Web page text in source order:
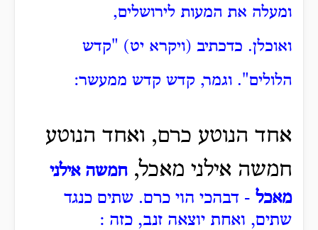
ומעלה את המעות לירושלים,
ואוכלן. כדכתיב (ויקרא יט) "קדש
הלולים". וגמר, קדש קדש ממעשר:
אחד הנוטע כרם, ואחד הנוטע
חמשה אילני מאכל,חמשה אילני
מאכל - דבהכי הוי כרם. שתים כנגד
שתים, ואחת יוצאה זנב, כזה :